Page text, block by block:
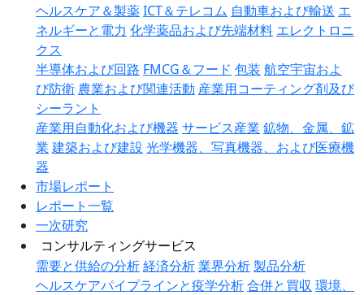
ヘルスケア＆製薬ICT＆テレコム 自動車および輸送 エ
ネルギーと電力 化学薬品および先端材料 エレクトロニ
クス
半導体および回路 FMCG＆フード 包装 航空宇宙およ
び防衛 農業および関連活動 産業用コーティング剤及び
シーラント
産業用自動化および機器 サービス産業 鉱物、金属、鉱
業 建築および建設 光学機器、写真機器、および医療機
器
市場レポート
レポート一覧
一次研究
コンサルティングサービス
需要と供給の分析経済分析業界分析製品分析
ヘルスケアパイプラインと疫学分析合併と買収 環境、